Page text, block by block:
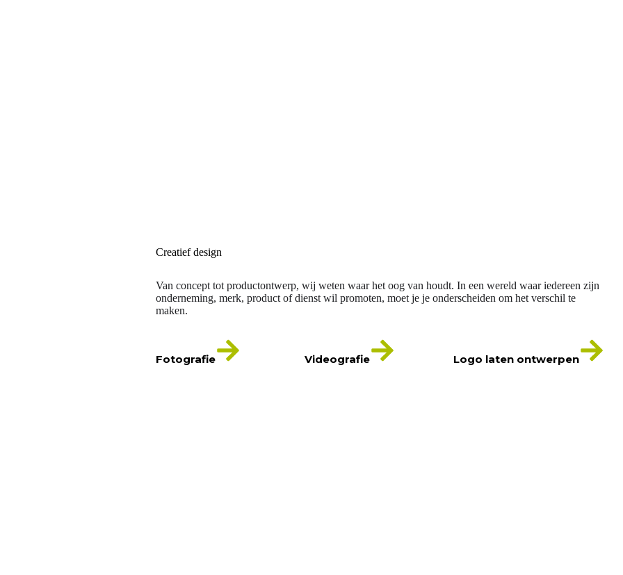
Creatief design
Van concept tot productontwerp, wij weten waar het oog van houdt. In een wereld waar iedereen zijn
onderneming, merk, product of dienst wil promoten, moet je je onderscheiden om het verschil te
maken.
Fotografie Videografie Logo laten ontwerpen